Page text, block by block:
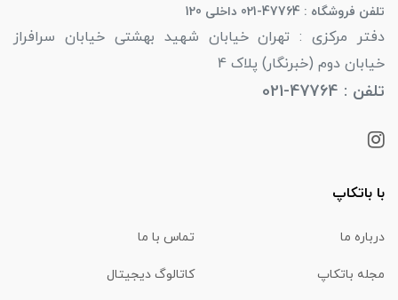
تلفن فروشگاه : 47764-021 داخلی 120
دفتر مرکزی : تهران خیابان شهید بهشتی خیابان سرافراز
خیابان دوم (خبرنگار) پلاک 4
تلفن : 47764-021
با باتکاپ
درباره ما تماس با ما
مجله باتکاپ کاتالوگ دیجیتال